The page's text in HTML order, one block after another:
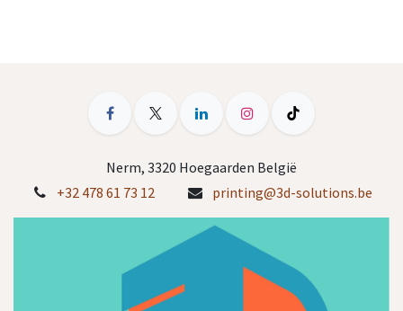
Nerm, 3320 Hoegaarden België
+32 478 61 73 12
printing@3d-solutions.be